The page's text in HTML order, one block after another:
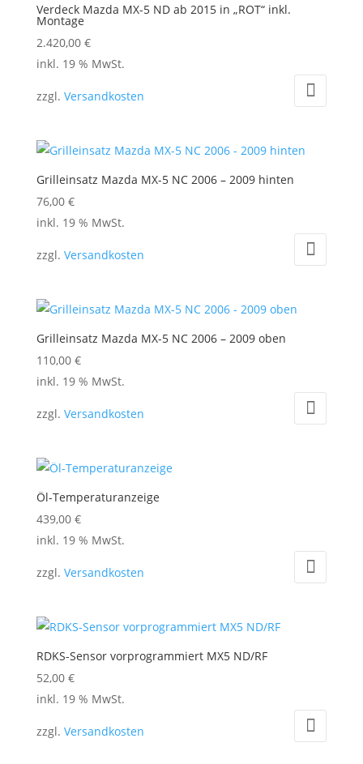
Verdeck Mazda MX-5 ND ab 2015 in „ROT“ inkl.
Montage
2.420,00 €
inkl. 19 % MwSt.
zzgl. Versandkosten
Grilleinsatz Mazda MX-5 NC 2006 – 2009 hinten
76,00 €
inkl. 19 % MwSt.
zzgl. Versandkosten
Grilleinsatz Mazda MX-5 NC 2006 – 2009 oben
110,00 €
inkl. 19 % MwSt.
zzgl. Versandkosten
Öl-Temperaturanzeige
439,00 €
inkl. 19 % MwSt.
zzgl. Versandkosten
RDKS-Sensor vorprogrammiert MX5 ND/RF
52,00 €
inkl. 19 % MwSt.
zzgl. Versandkosten